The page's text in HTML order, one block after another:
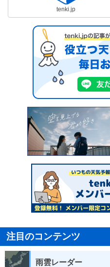
tenki.jp
注目のコンテンツ
雨雲レーダー